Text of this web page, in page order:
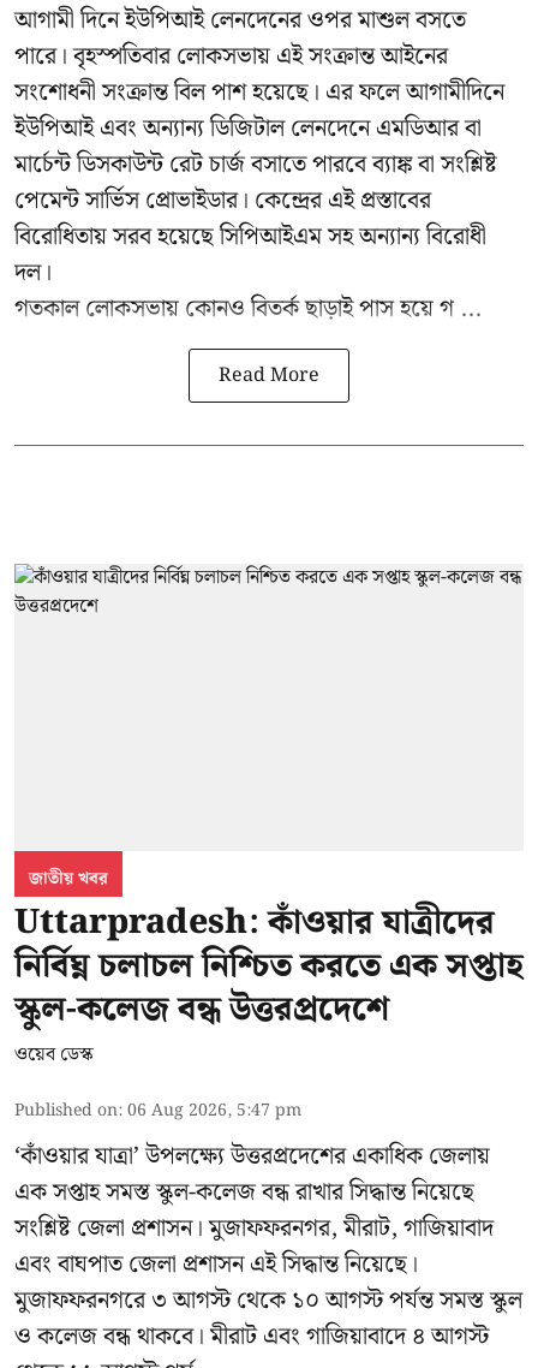
আগামী দিনে ইউপিআই লেনদেনের ওপর মাশুল বসতে
পারে। বৃহস্পতিবার লোকসভায় এই সংক্রান্ত আইনের
সংশোধনী সংক্রান্ত বিল পাশ হয়েছে। এর ফলে আগামীদিনে
ইউপিআই এবং অন্যান্য ডিজিটাল লেনদেনে এমডিআর বা
মার্চেন্ট ডিসকাউন্ট রেট চার্জ বসাতে পারবে ব্যাঙ্ক বা সংশ্লিষ্ট
পেমেন্ট সার্ভিস প্রোভাইডার। কেন্দ্রের এই প্রস্তাবের
বিরোধিতায় সরব হয়েছে সিপিআইএম সহ অন্যান্য বিরোধী
দল।
গতকাল লোকসভায় কোনও বিতর্ক ছাড়াই পাস হয়ে গ ...
Read More
জাতীয় খবর
Uttarpradesh: কাঁওয়ার যাত্রীদের
নির্বিঘ্ন চলাচল নিশ্চিত করতে এক সপ্তাহ
স্কুল-কলেজ বন্ধ উত্তরপ্রদেশে
ওয়েব ডেস্ক
Published on:06 Aug 2026, 5:47 pm
‘কাঁওয়ার যাত্রা’উপলক্ষ্যে উত্তরপ্রদেশের একাধিক জেলায়
এক সপ্তাহ সমস্ত স্কুল-কলেজ বন্ধ রাখার সিদ্ধান্ত নিয়েছে
সংশ্লিষ্ট জেলা প্রশাসন। মুজাফফরনগর, মীরাট, গাজিয়াবাদ
এবং বাঘপাত জেলা প্রশাসন এই সিদ্ধান্ত নিয়েছে।
মুজাফফরনগরে ৩ আগস্ট থেকে ১০ আগস্ট পর্যন্ত সমস্ত স্কুল
ও কলেজ বন্ধ থাকবে। মীরাট এবং গাজিয়াবাদে ৪ আগস্ট